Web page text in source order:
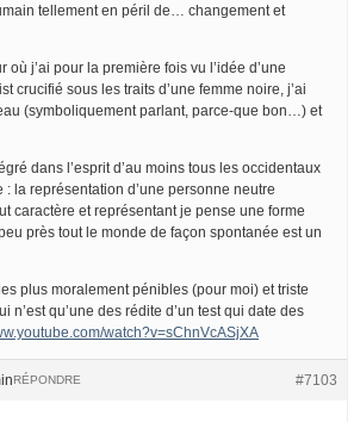
tellement en péril de… changement et
où j’ai pour la première fois vu l’idée d’une
crucifié sous les traits d’une femme noire, j’ai
(symboliquement parlant, parce-que bon…) et
dans l’esprit d’au moins tous les occidentaux
la représentation d’une personne neutre
caractère et représentant je pense une forme
près tout le monde de façon spontanée est un
plus moralement pénibles (pour moi) et triste
n’est qu’une des rédite d’un test qui date des
watch?v=sChnVcASjXA
#7103
RÉPONDRE